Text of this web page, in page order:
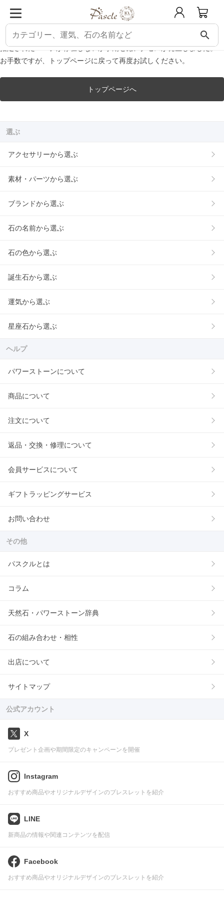
search
エラー
ERROR エラー
指定されたページが存在しないか予期せぬアクセスが発生しました。
お手数ですが、トップページに戻って再度お試しください。
トップページへ
選ぶ
アクセサリーから選ぶ
素材・パーツから選ぶ
ブランドから選ぶ
石の名前から選ぶ
石の色から選ぶ
誕生石から選ぶ
運気から選ぶ
星座石から選ぶ
ヘルプ
パワーストーンについて
商品について
注文について
返品・交換・修理について
会員サービスについて
ギフトラッピングサービス
お問い合わせ
その他
パスクルとは
コラム
天然石・パワーストーン辞典
石の組み合わせ・相性
出店について
サイトマップ
公式アカウント
X
プレゼント企画や期間限定のキャンペーンを開催
Instagram
おすすめ商品やオリジナルデザインのブレスレットを紹介
LINE
新商品の情報や関連コンテンツを配信
Facebook
おすすめ商品やオリジナルデザインのブレスレットを紹介